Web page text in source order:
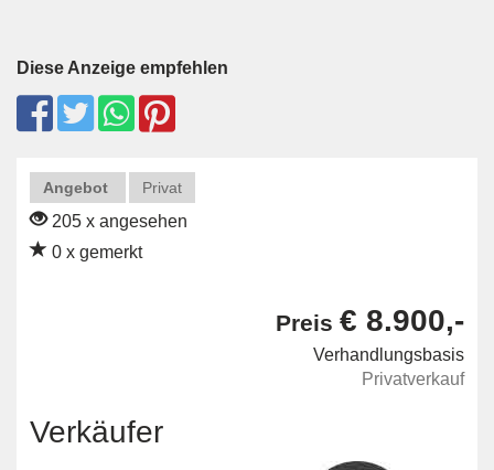
Diese Anzeige empfehlen
Angebot Privat
205 x angesehen
0 x gemerkt
Preis € 8.900,-
Verhandlungsbasis
Privatverkauf
Verkäufer